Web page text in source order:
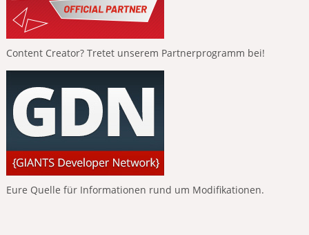
Content Creator? Tretet unserem Partnerprogramm bei!
Eure Quelle für Informationen rund um Modifikationen.